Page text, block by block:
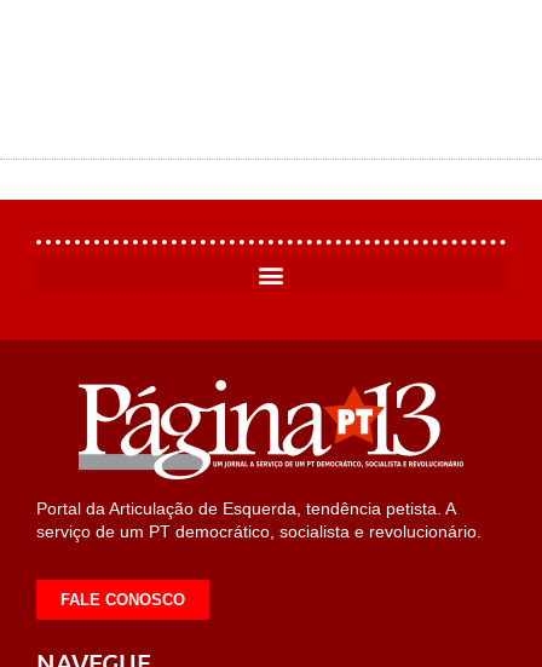
Portal da Articulação de Esquerda, tendência petista. A
serviço de um PT democrático, socialista e revolucionário.
FALE CONOSCO